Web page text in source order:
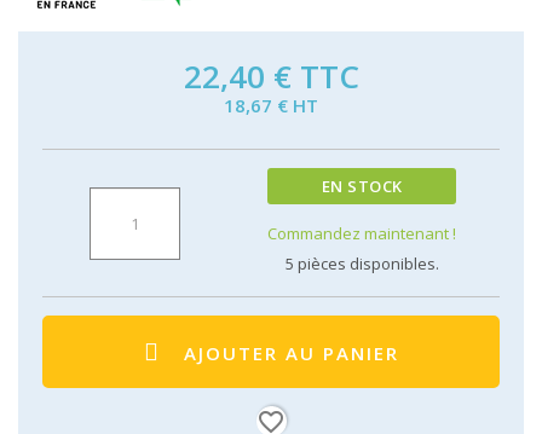
22,40 € TTC
18,67 € HT
EN STOCK
Commandez maintenant !
5 pièces disponibles.
AJOUTER AU PANIER
favorite_border